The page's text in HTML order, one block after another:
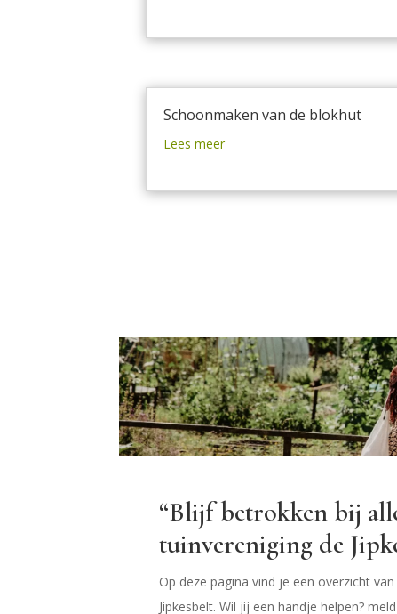
Schoonmaken van de blokhut
Lees meer
“Blijf betrokken bij
tuinvereniging de
Op deze pagina vind je een overzicht
Jipkesbelt. Wil jij een handje helpen?